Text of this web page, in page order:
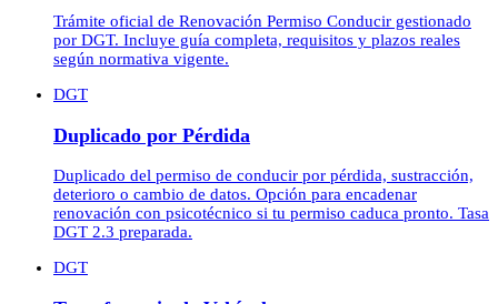
Trámite oficial de Renovación Permiso Conducir gestionado
por DGT. Incluye guía completa, requisitos y plazos reales
según normativa vigente.
DGT
Duplicado por Pérdida
Duplicado del permiso de conducir por pérdida, sustracción,
deterioro o cambio de datos. Opción para encadenar
renovación con psicotécnico si tu permiso caduca pronto. Tasa
DGT 2.3 preparada.
DGT